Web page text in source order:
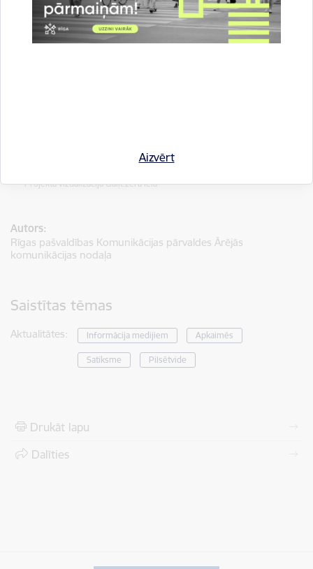
Aizvērt
Projekta vizualizācija Gaiļezera iela
Autors:
Rīgas pašvaldības Komunikācijas pārvaldes Ārējās
komunikācijas nodaļa
Saistītas tēmas
Aktualitātes: Informācija medijiem Apkaimēs
Satiksme Pilsētvide
Drukāt lapu
Dalīties